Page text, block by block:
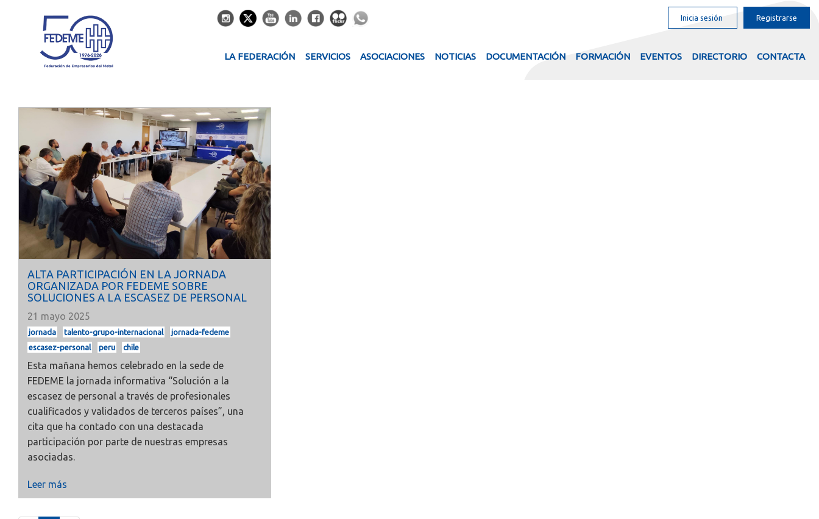
Inicia sesión Registrarse
LA FEDERACIÓN SERVICIOS ASOCIACIONES NOTICIAS DOCUMENTACIÓN FORMACIÓN EVENTOS DIRECTORIO CONTACTA
ALTA PARTICIPACIÓN EN LA JORNADA
ORGANIZADA POR FEDEME SOBRE
SOLUCIONES A LA ESCASEZ DE PERSONAL
21 mayo 2025
jornada talento-grupo-internacional
jornada-fedeme
escasez-personal
peru chile
Esta mañana hemos celebrado en la sede de
FEDEME la jornada informativa “Solución a la
escasez de personal a través de profesionales
cualificados y validados de terceros países”, una
cita que ha contado con una destacada
participación por parte de nuestras empresas
asociadas.
Leer más